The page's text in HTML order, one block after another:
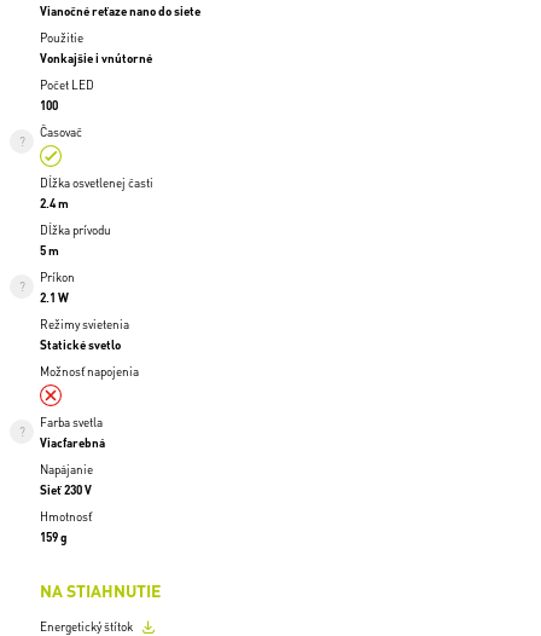
Vianočné reťaze nano do siete
Použitie
Vonkajšie i vnútorné
Počet LED
100
Časovač
Dĺžka osvetlenej časti
2.4 m
Dĺžka prívodu
5 m
Príkon
2.1 W
Režimy svietenia
Statické svetlo
Možnosť napojenia
Farba svetla
Viacfarebná
Napájanie
Sieť 230 V
Hmotnosť
159 g
NA STIAHNUTIE
Energetický štítok